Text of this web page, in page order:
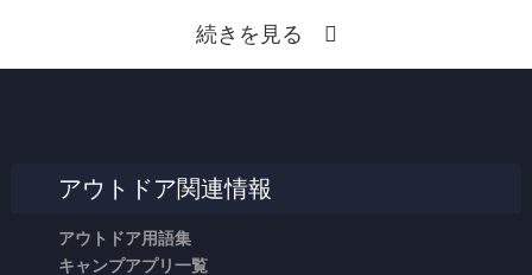
続きを見る
アウトドア関連情報
アウトドア用語集
キャンプアプリ一覧